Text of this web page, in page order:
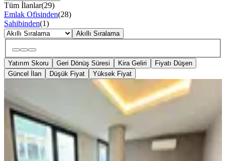
Tüm İlanlar(29)
Emlak Ofisinden(28)
Sahibinden(1)
Akıllı Sıralama
Yatırım Skoru Geri Dönüş Süresi Kira Geliri
Fiyatı Düşen
Güncel İlan
Düşük Fiyat Yüksek Fiyat
Yusuf Emlak'tan Küçükçekmece Yeni
Mahalle Satılık 2+2 Dubleks | Göl Ve
Deniz Manzaralı
Küçükçekmece, Yeni Mahalle Mahallesi
02.08.2026